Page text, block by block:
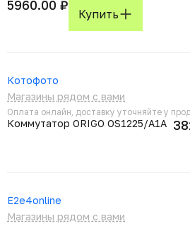
5960.00 ₽
Купить
Котофото
Магазины рядом с вами
Оплата онлайн, доставку уточняйте у
Коммутатор ORIGO OS1225/A1A
E2e4online
Магазины рядом с вами